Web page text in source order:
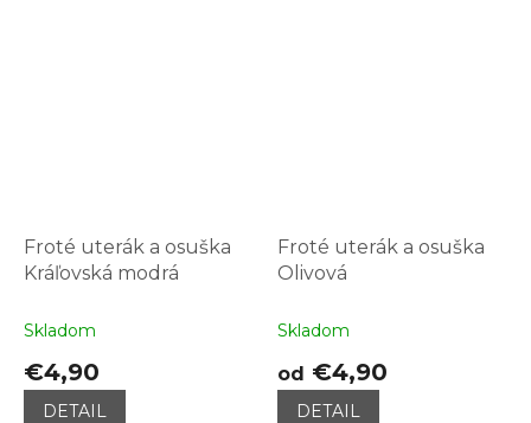
Froté uterák a osuška
Kráľovská modrá
Skladom
€4,90
DETAIL
Froté uterák a osuška
Olivová
Skladom
od €4,90
DETAIL